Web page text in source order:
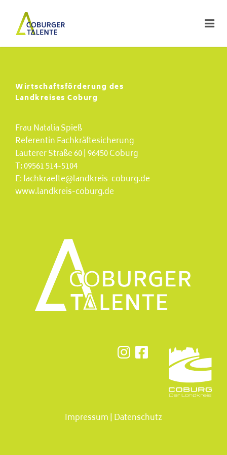
Wirtschaftsförderung des
Landkreises Coburg
Frau Natalia Spieß
Referentin Fachkräftesicherung
Lauterer Straße 60 | 96450 Coburg
T:09561 514-5104
E:fachkraefte@landkreis-coburg.de
www.landkreis-coburg.de
Impressum| Datenschutz